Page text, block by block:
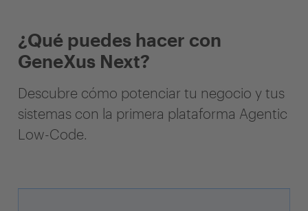
¿Qué puedes hacer con
GeneXus Next?
Descubre cómo potenciar tu negocio y tus
sistemas con la primera plataforma Agentic
Low-Code.